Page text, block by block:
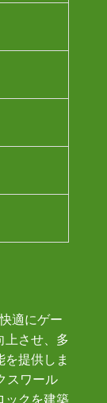
適にゲー
上させ、多
提供しま
スワール
ックを建築